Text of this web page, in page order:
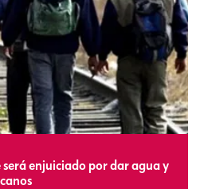
enjuiciado por dar agua y